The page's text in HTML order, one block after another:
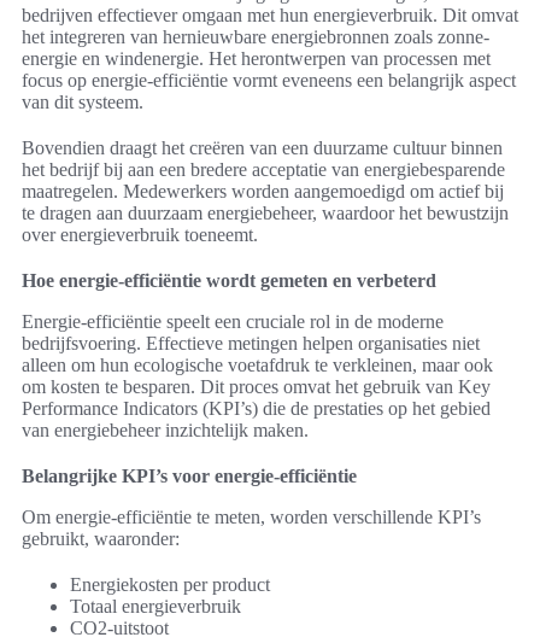
bedrijven effectiever omgaan met hun energieverbruik. Dit omvat
het integreren van hernieuwbare energiebronnen zoals zonne-
energie en windenergie. Het herontwerpen van processen met
focus op energie-efficiëntie vormt eveneens een belangrijk aspect
van dit systeem.
Bovendien draagt het creëren van een duurzame cultuur binnen
het bedrijf bij aan een bredere acceptatie van energiebesparende
maatregelen. Medewerkers worden aangemoedigd om actief bij
te dragen aan duurzaam energiebeheer, waardoor het bewustzijn
over energieverbruik toeneemt.
Hoe energie-efficiëntie wordt gemeten en verbeterd
Energie-efficiëntie speelt een cruciale rol in de moderne
bedrijfsvoering. Effectieve metingen helpen organisaties niet
alleen om hun ecologische voetafdruk te verkleinen, maar ook
om kosten te besparen. Dit proces omvat het gebruik van Key
Performance Indicators (KPI’s) die de prestaties op het gebied
van energiebeheer inzichtelijk maken.
Belangrijke KPI’s voor energie-efficiëntie
Om energie-efficiëntie te meten, worden verschillende KPI’s
gebruikt, waaronder:
Energiekosten per product
Totaal energieverbruik
CO2-uitstoot